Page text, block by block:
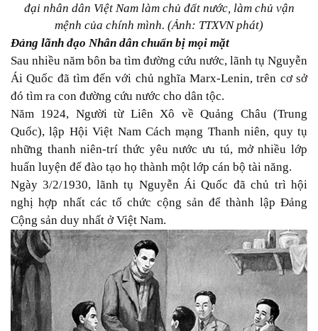
đại nhân dân Việt Nam làm chủ đất nước, làm chủ vận
mệnh của chính mình. (Ảnh: TTXVN phát)
Đảng lãnh đạo Nhân dân chuẩn bị mọi mặt
Sau nhiều năm bôn ba tìm đường cứu nước, lãnh tụ Nguyễn
Ái Quốc đã tìm đến với chủ nghĩa Marx-Lenin, trên cơ sở
đó tìm ra con đường cứu nước cho dân tộc.
Năm 1924, Người từ Liên Xô về Quảng Châu (Trung
Quốc), lập Hội Việt Nam Cách mạng Thanh niên, quy tụ
những thanh niên-trí thức yêu nước ưu tú, mở nhiều lớp
huấn luyện để đào tạo họ thành một lớp cán bộ tài năng.
Ngày 3/2/1930, lãnh tụ Nguyễn Ái Quốc đã chủ trì hội
nghị hợp nhất các tổ chức cộng sản để thành lập Đảng
Cộng sản duy nhất ở Việt Nam.